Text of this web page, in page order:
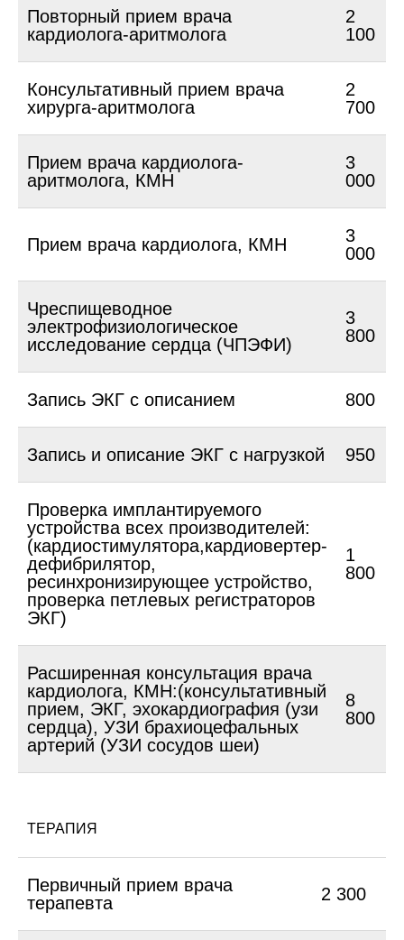
Повторный прием врача
кардиолога-аритмолога
2
100
Консультативный прием врача
хирурга-аритмолога
2
700
Прием врача кардиолога-
аритмолога, КМН
3
000
Прием врача кардиолога, КМН
3
000
Чреспищеводное
электрофизиологическое
исследование сердца (ЧПЭФИ)
3
800
Запись ЭКГ с описанием 800
Запись и описание ЭКГ с нагрузкой 950
Проверка имплантируемого
устройства всех производителей:
(кардиостимулятора,кардиовертер-
дефибрилятор,
ресинхронизирующее устройство,
проверка петлевых регистраторов
ЭКГ)
1
800
Расширенная консультация врача
кардиолога, КМН:(консультативный
прием, ЭКГ, эхокардиография (узи
сердца), УЗИ брахиоцефальных
артерий (УЗИ сосудов шеи)
8
800
ТЕРАПИЯ
Первичный прием врача
терапевта
2 300